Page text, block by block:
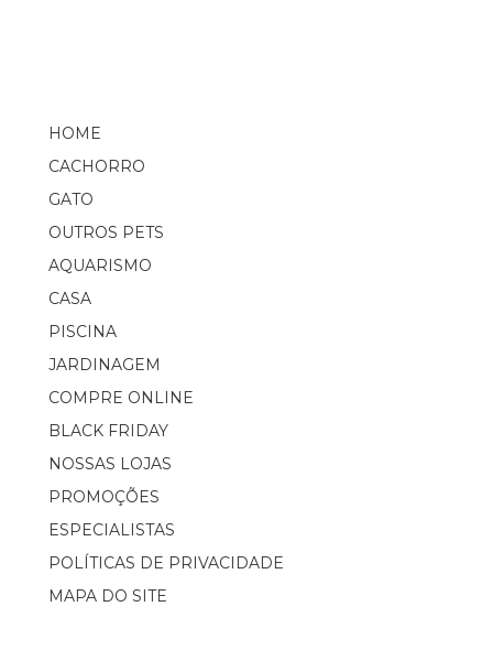
HOME
CACHORRO
GATO
OUTROS PETS
AQUARISMO
CASA
PISCINA
JARDINAGEM
COMPRE ONLINE
BLACK FRIDAY
NOSSAS LOJAS
PROMOÇÕES
ESPECIALISTAS
POLÍTICAS DE PRIVACIDADE
MAPA DO SITE